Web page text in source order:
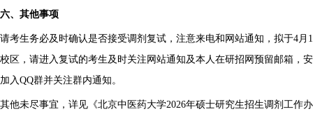
六、其他事项
请考生务必及时确认是否接受调剂复试，注意来电和网站通知，拟于4
校区，请进入复试的考生及时关注网站通知及本人在研招网预留邮箱，
加入QQ群并关注群内通知。
其他未尽事宜，详见《北京中医药大学2026年硕士研究生招生调剂工作